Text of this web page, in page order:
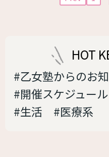
指の
小指
2箇所
HOT
#乙女塾からのお
#開催スケジュール
#生活
#医療系